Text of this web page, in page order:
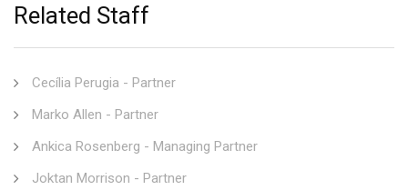
Related Staff
Cecília Perugia - Partner
Marko Allen - Partner
Ankica Rosenberg - Managing Partner
Joktan Morrison - Partner